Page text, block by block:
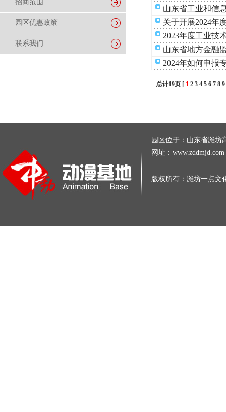
招商范围
园区优惠政策
联系我们
山东省工业和信
关于开展2024年
2023年度工业技
山东省地方金融
2024年如何申报
总计19页 [ 1 2 3 4 5 6 7 8 9
园区位于：山东省潍
网址：
版权所有：潍坊一点文